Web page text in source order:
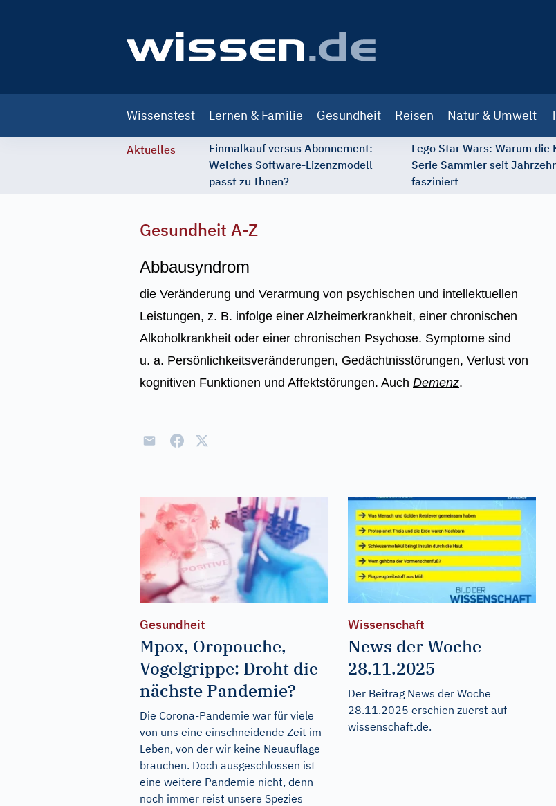
navigation
Wissenstest Lernen & Familie Gesundheit Reisen Natur & Umwelt
Aktuelles
Einmalkauf versus Abonnement:
Welches Software-Lizenzmodell
passt zu Ihnen?
Lego Star Wars: Warum die
Serie Sammler seit
fasziniert
Gesundheit A-Z
Abbausyndrom
die Veränderung und Verarmung von psychischen und intellektuellen
Leistungen, z. B. infolge einer Alzheimerkrankheit, einer chronischen
Alkoholkrankheit oder einer chronischen Psychose. Symptome sind
u. a. Persönlichkeitsveränderungen, Gedächtnisstörungen, Verlust von
kognitiven Funktionen und Affektstörungen. Auch Demenz.
Gesundheit
Mpox, Oropouche,
Vogelgrippe: Droht die
nächste Pandemie?
Die Corona-Pandemie war für viele
von uns eine einschneidende Zeit im
Leben, von der wir keine Neuauflage
brauchen. Doch ausgeschlossen ist
eine weitere Pandemie nicht, denn
noch immer reist unsere Spezies
Wissenschaft
News der Woche
28.11.2025
Der Beitrag News der Woche
28.11.2025 erschien zuerst auf
wissenschaft.de.